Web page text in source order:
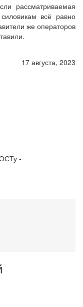
рассматриваемая
всё равно
же операторов
17 августа, 2023
-